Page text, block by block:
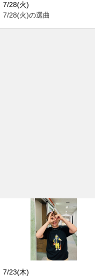
7/28(火)
7/28(火)の選曲
7/23(木)